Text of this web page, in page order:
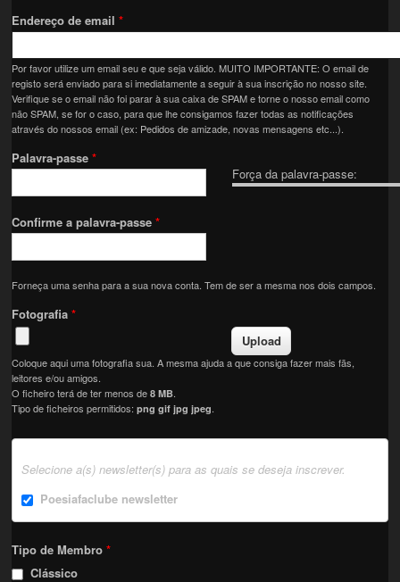
Endereço de email*
Por favor utilize um email seu e que seja válido. MUITO IMPORTANTE: O email de
registo será enviado para si imediatamente a seguir à sua inscrição no nosso site.
Verifique se o email não foi parar à sua caixa de SPAM e torne o nosso email como
não SPAM, se for o caso, para que lhe consigamos fazer todas as notificações
através do nossos email (ex: Pedidos de amizade, novas mensagens etc...).
Força da palavra-passe:
Palavra-passe*
Confirme a palavra-passe*
Forneça uma senha para a sua nova conta. Tem de ser a mesma nos dois campos.
Fotografia*
Coloque aqui uma fotografia sua. A mesma ajuda a que consiga fazer mais fãs,
leitores e/ou amigos.
O ficheiro terá de ter menos de8 MB
Tipo de ficheiros permitidos:png gif jpg jpeg
Selecione a(s) newsletter(s) para as quais se deseja inscrever.
Poesiafaclube newsletter
Tipo de Membro*
Clássico